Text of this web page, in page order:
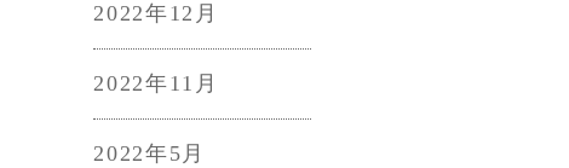
2022年12月
2022年11月
2022年5月